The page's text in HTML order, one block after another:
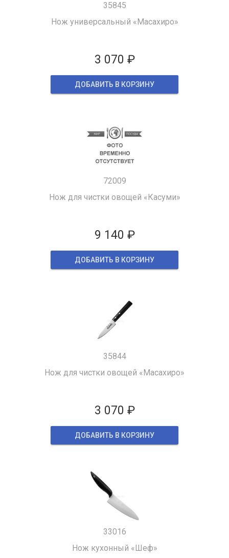
35845
Нож универсальный «Масахиро»
3 070 ₽
ДОБАВИТЬ В КОРЗИНУ
72009
Нож для чистки овощей «Касуми»
9 140 ₽
ДОБАВИТЬ В КОРЗИНУ
35844
Нож для чистки овощей «Масахиро»
3 070 ₽
ДОБАВИТЬ В КОРЗИНУ
33016
Нож кухонный «Шеф»